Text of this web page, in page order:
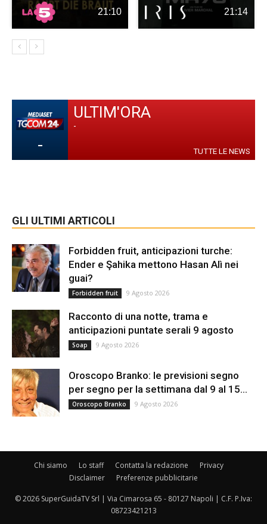
21:10 21:14
-
ULTIM'ORA
-
TUTTE LE NEWS
GLI ULTIMI ARTICOLI
Forbidden fruit, anticipazioni turche:
Ender e Şahika mettono Hasan Alì nei
guai?
Forbidden fruit 9 Agosto 2026
Racconto di una notte, trama e
anticipazioni puntate serali 9 agosto
Soap 9 Agosto 2026
Oroscopo Branko: le previsioni segno
per segno per la settimana dal 9 al 15...
Oroscopo Branko 9 Agosto 2026
Chi siamo Lo staff Contatta la redazione
Privacy
Disclaimer
Preferenze pubblicitarie
© 2026 SuperGuidaTV Srl | Via Cimarosa 65 - 80127 Napoli | C.F. P.Iva:
08723421213